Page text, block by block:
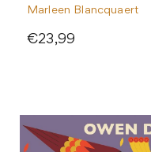
Marleen Blancquaert
€23,99